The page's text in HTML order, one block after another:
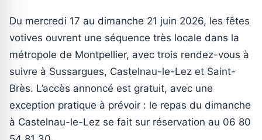
Du mercredi 17 au dimanche 21 juin 2026, les fêtes
votives ouvrent une séquence très locale dans la
métropole de Montpellier, avec trois rendez-vous à
suivre à Sussargues, Castelnau-le-Lez et Saint-
Brès. L’accès annoncé est gratuit, avec une
exception pratique à prévoir : le repas du dimanche
à Castelnau-le-Lez se fait sur réservation au 06 80